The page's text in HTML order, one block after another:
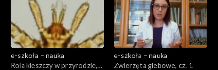
e-szkoła – nauka
Rola kleszczy w przyrodzie,
e-szkoła – nauka
Zwierzęta glebowe, cz. 1